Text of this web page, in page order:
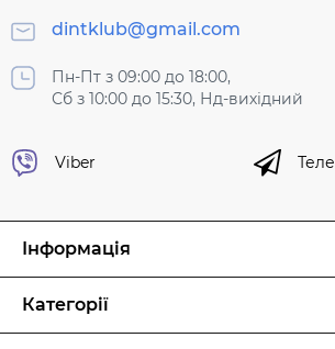
dintklub@gmail.com
Пн-Пт з 09:00 до 18:00,
Сб з 10:00 до 15:30, Нд-вихідний
Viber
Інформація
Категорії